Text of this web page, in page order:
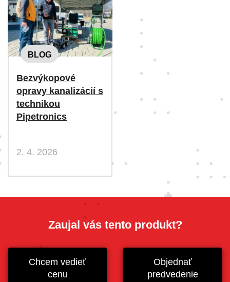
BLOG
Bezvýkopové
opravy kanalizácií s
technikou
Pipetronics
2. 4. 2026
Zaujal vás tento produkt?
Chcem vedieť
cenu
Objednať
predvedenie